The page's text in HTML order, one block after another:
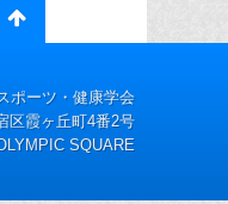
ポーツ・健康学会
区霞ヶ丘町4番2号
SQUARE